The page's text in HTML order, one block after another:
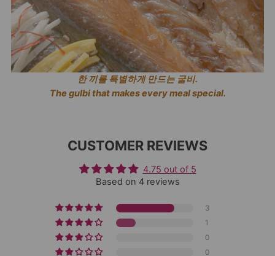
한 끼를 특별하게 만드는 굴비.
The gulbi that makes every meal special.
CUSTOMER REVIEWS
4.75 out of 5
Based on 4 reviews
3
1
0
0